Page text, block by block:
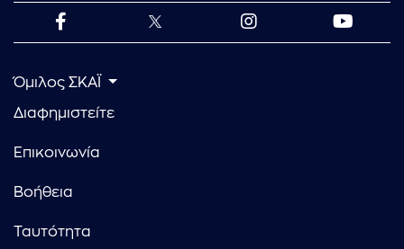
Όμιλος ΣΚΑΪ
Διαφημιστείτε
Επικοινωνία
Βοήθεια
Ταυτότητα